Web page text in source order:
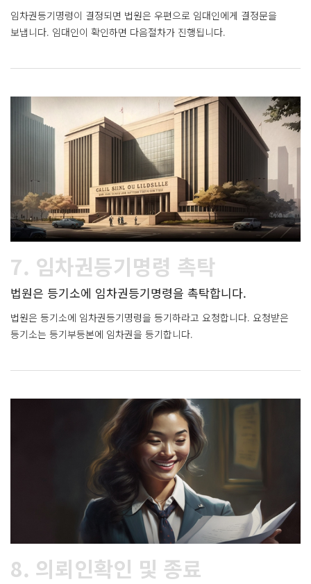
임차권등기명령이 결정되면 법원은 우편으로 임대인에게 결정문을
보냅니다. 임대인이 확인하면 다음절차가 진행됩니다.
7. 임차권등기명령 촉탁
법원은 등기소에 임차권등기명령을 촉탁합니다.
법원은 등기소에 임차권등기명령을 등기하라고 요청합니다. 요청받은
등기소는 등기부등본에 임차권을 등기합니다.
8. 의뢰인확인 및 종료